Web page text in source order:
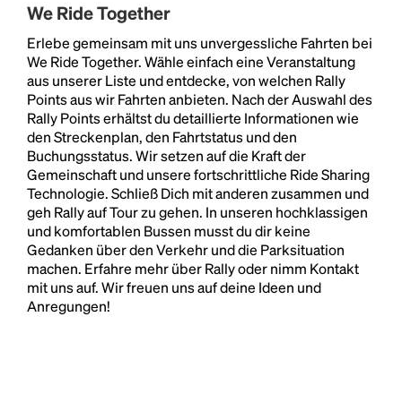
We Ride Together
Erlebe gemeinsam mit uns unvergessliche Fahrten bei
We Ride Together. Wähle einfach eine Veranstaltung
aus unserer Liste und entdecke, von welchen Rally
Points aus wir Fahrten anbieten. Nach der Auswahl des
Rally Points erhältst du detaillierte Informationen wie
den Streckenplan, den Fahrtstatus und den
Buchungsstatus. Wir setzen auf die Kraft der
Gemeinschaft und unsere fortschrittliche Ride Sharing
Technologie. Schließ Dich mit anderen zusammen und
geh Rally auf Tour zu gehen. In unseren hochklassigen
und komfortablen Bussen musst du dir keine
Gedanken über den Verkehr und die Parksituation
machen. Erfahre mehr über Rally oder nimm Kontakt
mit uns auf. Wir freuen uns auf deine Ideen und
Anregungen!
Headline
Lorem Ipsum is simply dummy text of the printing
and typesetting industry.Lorem Ipsum has been the
industry's standarddummy text ever since the
1500s, when an unknown printer took a galley of
type and scrambled it to make a type specimen
book. It has survived not only five centuries, but also
the leap into electronic typesetting, remaining
essentially unchanged.